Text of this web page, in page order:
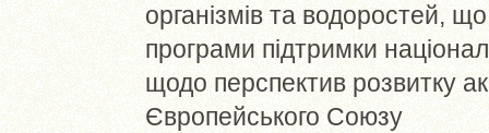
організмів та водоростей,
програми підтримки
щодо перспектив розвитку
Європейського Союзу